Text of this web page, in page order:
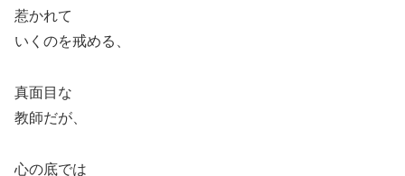
惹かれて
いくのを戒める、
真面目な
教師だが、
心の底では